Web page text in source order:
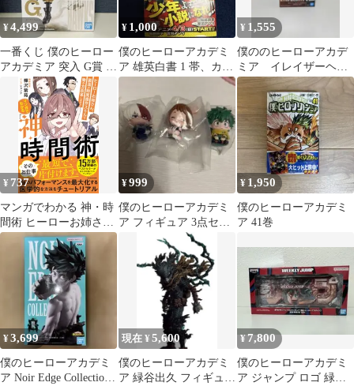
¥4,499
一番くじ 僕のヒーロー
アカデミア 突入 G賞 ホ
ークス フィギュア
¥ 1,000
僕のヒーローアカデミ
ア 雄英白書 1 帯、カー
ド付き、初版。
¥ 1,555
僕ののヒーローアカデ
ミア イレイザーヘッ
ド フィギュア
¥ 737
マンガでわかる 神・時
間術 ヒーローお姉さ
ん、最強の時間操作ス
キルで働き方改革しま
す!! 樺沢紫苑 ショング
（単行本）
¥999
僕のヒーローアカデミ
ア フィギュア 3点セッ
¥ 1,950
僕のヒーローアカデミ
ア 41巻
¥3,699
僕のヒーローアカデミ
ア Noir Edge Collection
現在 ¥ 5,600
僕のヒーローアカデミ
ア 緑谷出久 フィギュ
¥7,800
僕のヒーローアカデミ
ア ジャンプ ロゴ 緑谷